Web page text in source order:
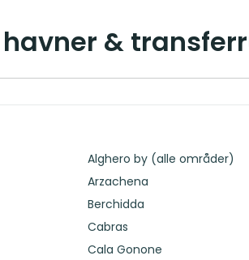
&
Alghero by (alle områder)
Arzachena
Berchidda
Cabras
Cala Gonone